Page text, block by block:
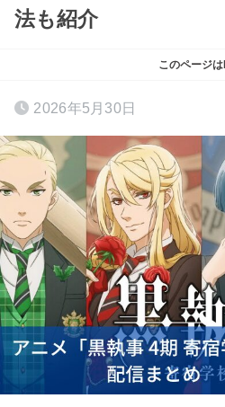
法も紹介
このページ
2026年5月30日